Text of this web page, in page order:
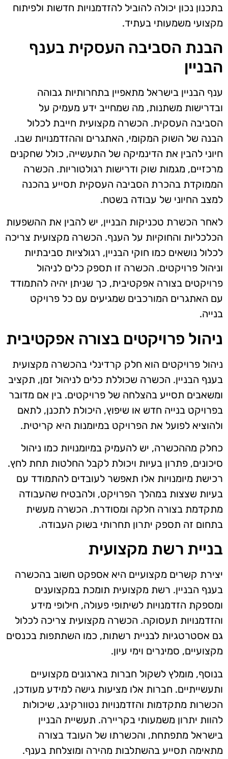
בתכנון נכון יכולה להוביל להזדמנויות חדשות ולפיתוח
מקצועי משמעותי בעתיד.
הבנת הסביבה העסקית בענף
הבניין
ענף הבניין בישראל מתאפיין בתחרותיות גבוהה
ובדרישות משתנות, מה שמחייב ידע מעמיק על
הסביבה העסקית. הכשרה מקצועית חייבת לכלול
הבנה של השוק המקומי, האתגרים וההזדמנויות שבו.
חיוני להבין את הדינמיקה של התעשייה, כולל שחקנים
מרכזיים, מגמות שוק ודרישות רגולטוריות. הכשרה
הממוקדת בהכרת הסביבה העסקית תסייע בהכנה
למצב החיוני של עבודה בשטח.
לאחר הכשרת טכניקות הבניין, יש להבין את ההשפעות
הכלכליות והחוקיות על הענף. הכשרה מקצועית צריכה
לכלול נושאים כמו חוקי הבניין, רגולציות סביבתיות
וניהול פרויקטים. הכשרה זו תספק כלים לניהול
פרויקטים בצורה אפקטיבית, כך שניתן יהיה להתמודד
עם האתגרים המורכבים שמגיעים עם כל פרויקט
בנייה.
ניהול פרויקטים בצורה אפקטיבית
ניהול פרויקטים הוא חלק קרדינלי בהכשרה מקצועית
בענף הבניין. הכשרה שכוללת כלים לניהול זמן, תקציב
ומשאבים תסייע בהצלחה של פרויקטים. בין אם מדובר
בפרויקט בנייה חדש או שיפוץ, היכולת לתכנן, לתאם
ולהוציא לפועל את הפרויקט במיומנות היא קריטית.
כחלק מההכשרה, יש להעמיק במיומנויות כמו ניהול
סיכונים, פתרון בעיות ויכולת לקבל החלטות תחת לחץ.
רכישת מיומנויות אלו תאפשר לעובדים להתמודד עם
בעיות שצצות במהלך הפרויקט, ולהבטיח שהעבודה
מתקדמת בצורה חלקה ומסודרת. הכשרה מעשית
בתחום זה תספק יתרון תחרותי בשוק העבודה.
בניית רשת מקצועית
יצירת קשרים מקצועיים היא אספקט חשוב בהכשרה
בענף הבניין. רשת מקצועית תומכת במקצוענים
ומספקת הזדמנויות לשיתופי פעולה, חילופי מידע
והזדמנויות תעסוקה. הכשרה מקצועית צריכה לכלול
גם אסטרטגיות לבניית רשתות, כמו השתתפות בכנסים
מקצועיים, סמינרים וימי עיון.
בנוסף, מומלץ לשקול חברות בארגונים מקצועיים
ותעשייתיים. חברות אלו מציעות גישה למידע מעודכן,
הכשרות מתקדמות והזדמנויות נטוורקינג, שיכולות
להוות יתרון משמעותי בקריירה. תעשיית הבניין
בישראל מתפתחת, והכשרתו של העובד בצורה
מתאימה תסייע בהשתלבות מהירה ומוצלחת בענף.